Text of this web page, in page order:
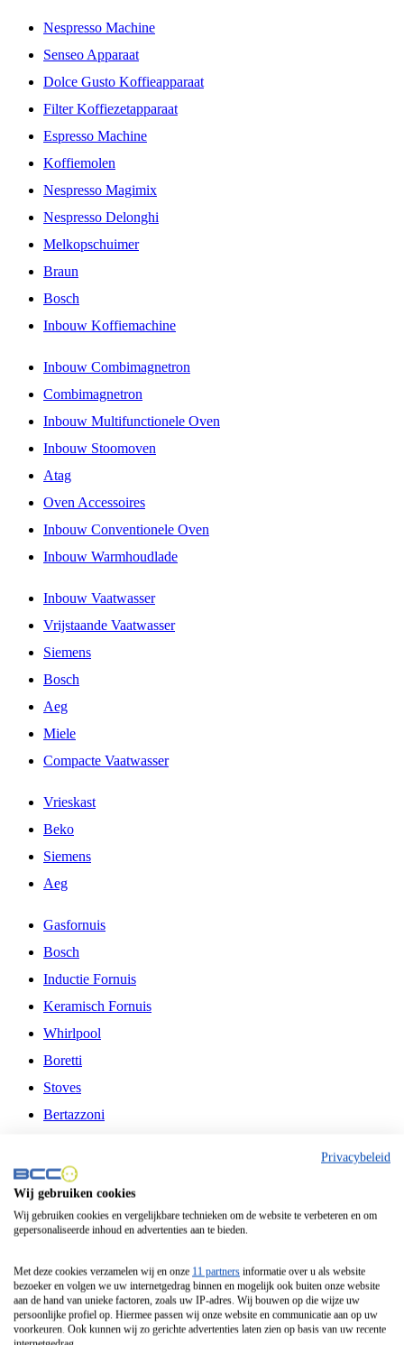
Nespresso Machine
Senseo Apparaat
Dolce Gusto Koffieapparaat
Filter Koffiezetapparaat
Espresso Machine
Koffiemolen
Nespresso Magimix
Nespresso Delonghi
Melkopschuimer
Braun
Bosch
Inbouw Koffiemachine
Inbouw Combimagnetron
Combimagnetron
Inbouw Multifunctionele Oven
Inbouw Stoomoven
Atag
Oven Accessoires
Inbouw Conventionele Oven
Inbouw Warmhoudlade
Inbouw Vaatwasser
Vrijstaande Vaatwasser
Siemens
Bosch
Aeg
Miele
Compacte Vaatwasser
Vrieskast
Beko
Siemens
Aeg
Gasfornuis
Bosch
Inductie Fornuis
Keramisch Fornuis
Whirlpool
Boretti
Stoves
Bertazzoni
Fitelli
Airfryer
Frituurpan
Contactgrill
Broodbakmachine
Broodrooster
Privacybeleid
Wij gebruiken cookies
Wij gebruiken cookies en vergelijkbare technieken om de website te verbeteren en om
gepersonaliseerde inhoud en advertenties aan te bieden.
Met deze cookies verzamelen wij en onze 11 partners informatie over u als website
bezoeker en volgen we uw internetgedrag binnen en mogelijk ook buiten onze website
aan de hand van unieke factoren, zoals uw IP-adres. Wij bouwen op die wijze uw
persoonlijke profiel op. Hiermee passen wij onze website en communicatie aan op uw
voorkeuren. Ook kunnen wij zo gerichte advertenties laten zien op basis van uw recente